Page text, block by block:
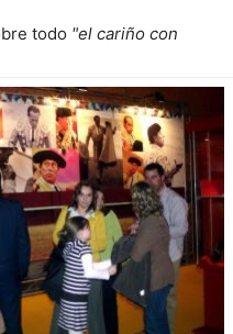
todo "el cariño con